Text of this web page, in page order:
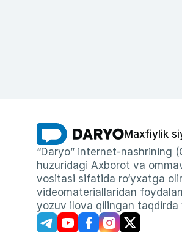
Maxfiylik
“Daryo” internet-nashrining
huzuridagi Axborot va
vositasi sifatida ro‘yxatga
videomateriallaridan
yozuv ilova qilingan taqdirda